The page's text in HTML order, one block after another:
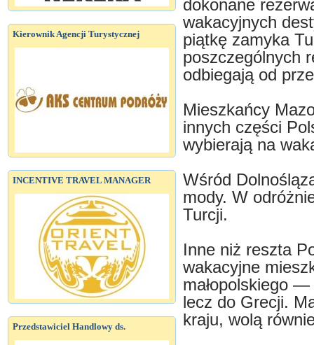
Kierownik Agencji Turystycznej
INCENTIVE TRAVEL MANAGER
Przedstawiciel Handlowy ds.
dokonane
wakacyjnych
piątkę zamyka
poszczególnych
odbiegają od
Mieszkańcy
innych części
wybierają na
Wśród
mody. W
Turcji.
Inne niż reszta
wakacyjne
małopolskiego
lecz do Grecji.
kraju, wolą